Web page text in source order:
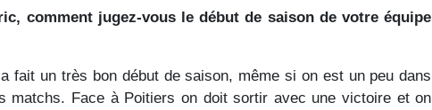
comment jugez-vous le début de saison de votre équipe
fait un très bon début de saison, même si on est un peu dans
matchs. Face à Poitiers on doit sortir avec une victoire et on